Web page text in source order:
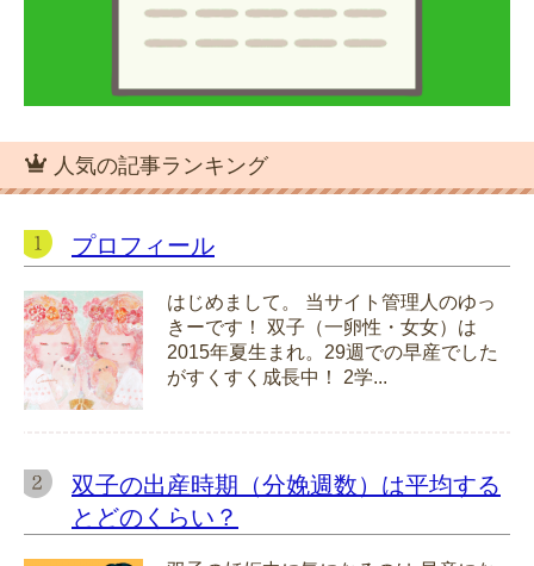
人気の記事ランキング
プロフィール
はじめまして。 当サイト管理人のゆっ
きーです！ 双子（一卵性・女女）は
2015年夏生まれ。29週での早産でした
がすくすく成長中！ 2学...
双子の出産時期（分娩週数）は平均する
とどのくらい？